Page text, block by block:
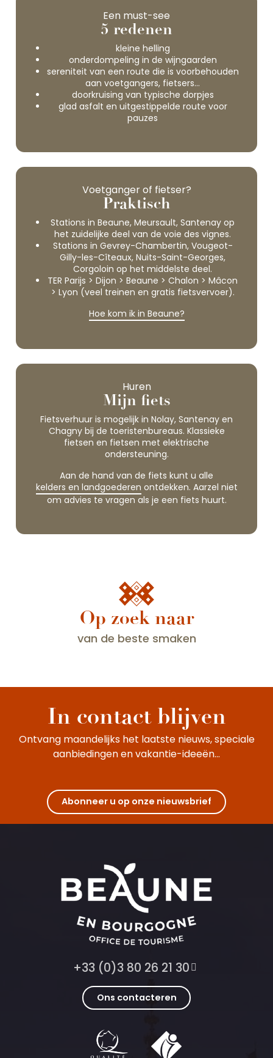
Een must-see
5 redenen
kleine helling
onderdompeling in de wijngaarden
sereniteit van een route die is voorbehouden
aan voetgangers, fietsers…
doorkruising van typische dorpjes
glad asfalt en uitgestippelde route voor
pauzes
Voetganger of fietser?
Praktisch
Stations in Beaune, Meursault, Santenay op
het zuidelijke deel van de voie des vignes.
Stations in Gevrey-Chambertin, Vougeot-
Gilly-les-Cîteaux, Nuits-Saint-Georges,
Corgoloin op het middelste deel.
TER Parijs > Dijon > Beaune > Chalon > Mâcon
> Lyon (veel treinen en gratis fietsvervoer).
Hoe kom ik in Beaune?
Huren
Mijn fiets
Fietsverhuur is mogelijk in Nolay, Santenay en
Chagny bij de toeristenbureaus. Klassieke
fietsen en fietsen met elektrische
ondersteuning.
Aan de hand van de fiets kunt u alle
kelders en landgoederen ontdekken. Aarzel niet
om advies te vragen als je een fiets huurt.
Op zoek naar
van de beste smaken
Eten bij een gastentafel
In contact blijven
Ontvang maandelijks het laatste nieuws, speciale
aanbiedingen en vakantie-ideeën...
Abonneer u op onze nieuwsbrief
+33 (0)3 80 26 21 30
Ons contacteren